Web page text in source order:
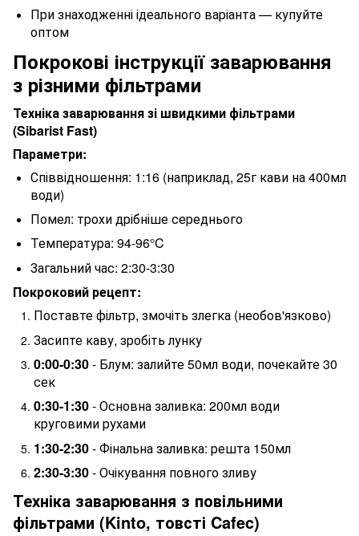
При знаходженні ідеального варіанта — купуйте
оптом
Покрокові інструкції заварювання
з різними фільтрами
Техніка заварювання зі швидкими фільтрами
(Sibarist Fast)
Параметри:
Співвідношення: 1:16 (наприклад, 25г кави на 400мл
води)
Помел: трохи дрібніше середнього
Температура: 94-96°C
Загальний час: 2:30-3:30
Покроковий рецепт:
Поставте фільтр, змочіть злегка (необов'язково)
Засипте каву, зробіть лунку
0:00-0:30- Блум: залийте 50мл води, почекайте 30
сек
0:30-1:30- Основна заливка: 200мл води
круговими рухами
1:30-2:30- Фінальна заливка: решта 150мл
2:30-3:30- Очікування повного зливу
Техніка заварювання з повільними
фільтрами (Kinto, товсті Cafec)